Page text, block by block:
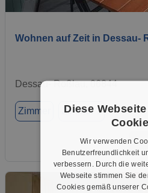
Wohnen auf Zeit in Dessau-
Dessau- Roßlau, 06844
Zimmer Zimmer 1
★
Diese
Wir verwenden
Benutzerfreundlichkeit
verbessern. Durch die
Webseite stimmen Sie
Cookies gemäß unserer